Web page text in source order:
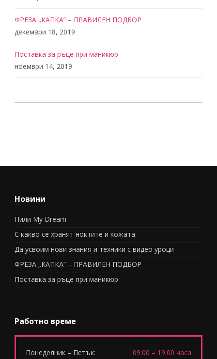
ФРЕЗА „КАПКА” – ПРАВИЛЕН ПОДБОР
декември 18, 2019
Поставка за ръце при маникюр
ноември 14, 2019
Новини
Пили My Dream
С какво се хранят ноктите и кожата
Да усвоим нови знания и техники с видео уроци
ФРЕЗА „КАПКА” – ПРАВИЛЕН ПОДБОР
Поставка за ръце при маникюр
Работно време
Понеделник – Петък: 09:00 – 19:00 часа